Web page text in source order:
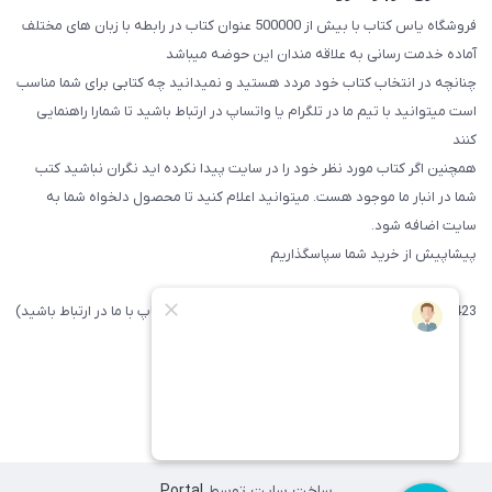
فروشگاه یاس کتاب با بیش از 500000 عنوان کتاب در رابطه با زبان های مختلف
آماده خدمت رسانی به علاقه مندان این حوضه میباشد
چنانچه در انتخاب کتاب خود مردد هستید و نمیدانید چه کتابی برای شما مناسب
است میتوانید با تیم ما در تلگرام یا واتساپ در ارتباط باشید تا شما‌را راهنمایی
کنند
همچنین اگر کتاب مورد نظر خود را در سایت پیدا نکرده اید نگران نباشید کتب
شما در انبار ما موجود هست. میتوانید اعلام کنید تا محصول دلخواه شما به
سایت اضافه شود.
پیشاپیش از خرید شما سپاسگذاریم
09371742423 (لطفا فقط پیامک داده و یا از طریق واتساپ با ما در ارتباط باشید)